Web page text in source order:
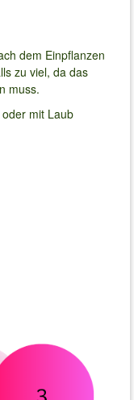
dem Einpflanzen
zu viel, da das
muss.
mit Laub